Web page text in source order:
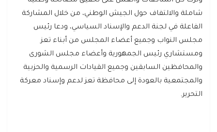
شاملة والالتفاف حول الجيش الوطني، من خلال المشاركة
الفاعلة في لجنة الدعم والإسناد السياسي، ودعا رئيس
مجلس النواب وجميع أعضاء المجلس من أبناء تعز
ومستشاري رئيس الجمهورية وأعضاء مجلس الشورى
والمحافظين السابقين وجميع القيادات الرسمية والحزبية
والمجتمعية بالعودة إلى محافظة تعز لدعم وإسناد معركة
التحرير.